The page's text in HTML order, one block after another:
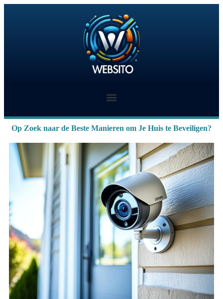
Op Zoek naar de Beste Manieren om Je Huis te Beveiligen?